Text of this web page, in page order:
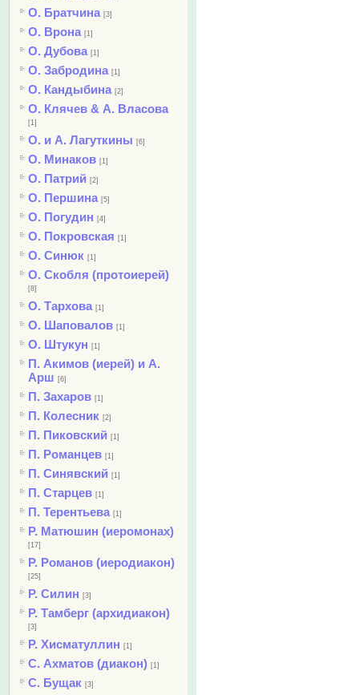
О. Братчина [3]
О. Врона [1]
О. Дубова [1]
О. Забродина [1]
О. Кандыбина [2]
О. Клячев & А. Власова
[1]
О. и А. Лагуткины [6]
О. Минаков [1]
О. Патрий [2]
О. Першина [5]
О. Погудин [4]
О. Покровская [1]
О. Синюк [1]
О. Скобля (протоиерей)
[8]
О. Тархова [1]
О. Шаповалов [1]
О. Штукун [1]
П. Акимов (иерей) и А.
Арш [6]
П. Захаров [1]
П. Колесник [2]
П. Пиковский [1]
П. Романцев [1]
П. Синявский [1]
П. Старцев [1]
П. Терентьева [1]
Р. Матюшин (иеромонах)
[17]
Р. Романов (иеродиакон)
[25]
Р. Силин [3]
Р. Тамберг (архидиакон)
[3]
Р. Хисматуллин [1]
С. Ахматов (диакон) [1]
С. Бущак [3]